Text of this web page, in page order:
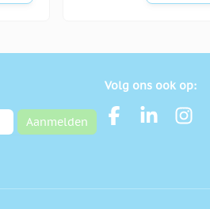
Aanmelden
Volg ons ook op: